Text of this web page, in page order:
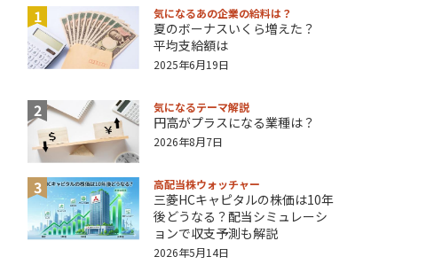
1 気になるあの企業の給料は？
夏のボーナスいくら増えた？
平均支給額は
2025年6月19日
2 気になるテーマ解説
円高がプラスになる業種は？
2026年8月7日
3 高配当株ウォッチャー
三菱HCキャピタルの株価は10年
後どうなる？配当シミュレーシ
ョンで収支予測も解説
2026年5月14日